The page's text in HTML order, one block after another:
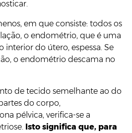
em que consiste: todos os
o endométrio, que é uma
interior do útero, espessa. Se
o endométrio descama no
de tecido semelhante ao do
do corpo,
pélvica, verifica-se a
Isto significa que, para